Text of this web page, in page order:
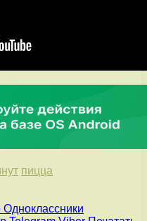
пицца
Одноклассники